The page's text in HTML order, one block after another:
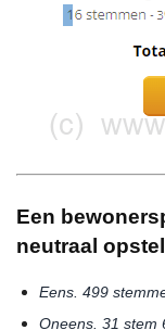
Een
neutraal
Eens. 499
Oneens. 31 stem